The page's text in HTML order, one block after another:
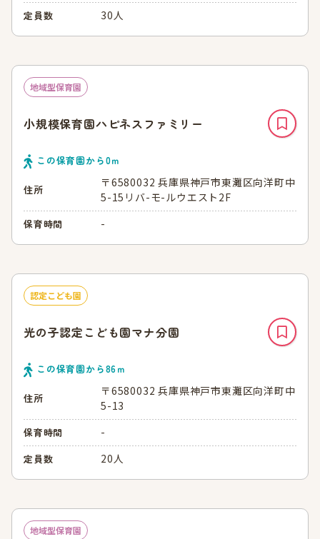
定員数 30人
地域型保育園
小規模保育園ハピネスファミリー
この保育園から0ｍ
住所
〒6580032 兵庫県神戸市東灘区向洋町中
5-15リバ-モ-ルウエスト2F
保育時間 -
認定こども園
光の子認定こども園マナ分園
この保育園から86ｍ
住所
〒6580032 兵庫県神戸市東灘区向洋町中
5-13
保育時間 -
定員数 20人
地域型保育園